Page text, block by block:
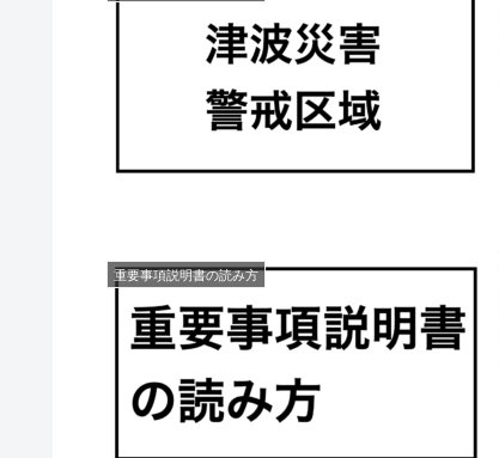
重要事項説明書の読み方